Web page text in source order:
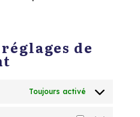
de
Toujours activé